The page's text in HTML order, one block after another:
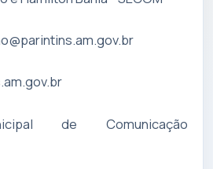
de Comunicação